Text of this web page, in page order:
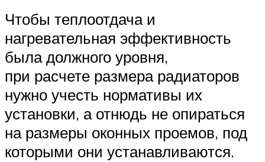
Чтобы теплоотдача и
нагревательная эффективность
была должного уровня,
при расчете размера радиаторов
нужно учесть нормативы их
установки, а отнюдь не опираться
на размеры оконных проемов, под
которыми они устанавливаются.